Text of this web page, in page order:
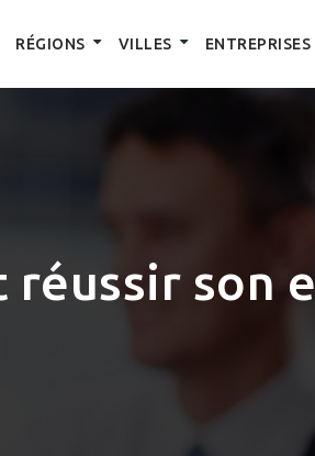
RÉGIONS VILLES ENTREPRISES
réussir son